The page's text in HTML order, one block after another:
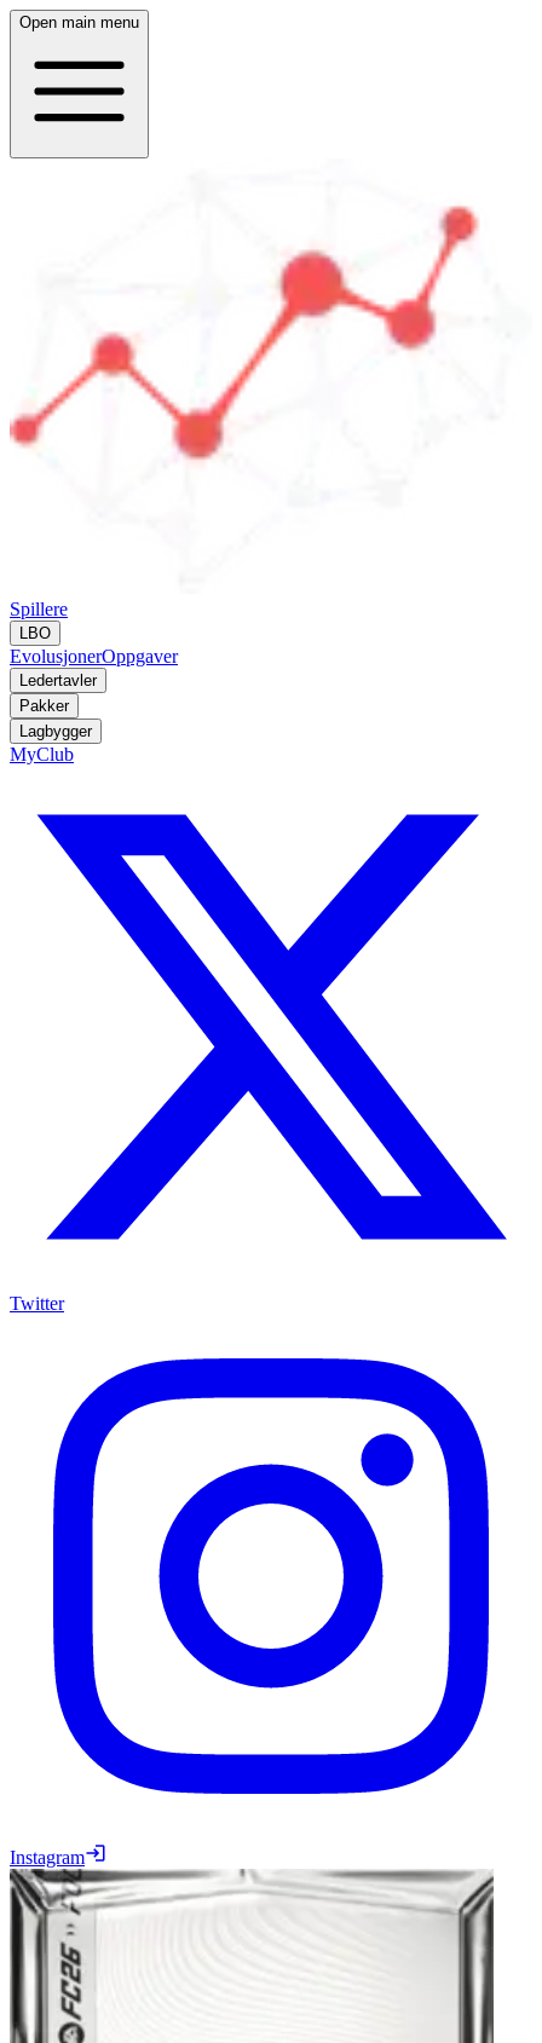
Open main menu
Spillere
LBO
EvolusjonerOppgaver
Ledertavler
Pakker
Lagbygger
MyClub
Twitter
Instagram